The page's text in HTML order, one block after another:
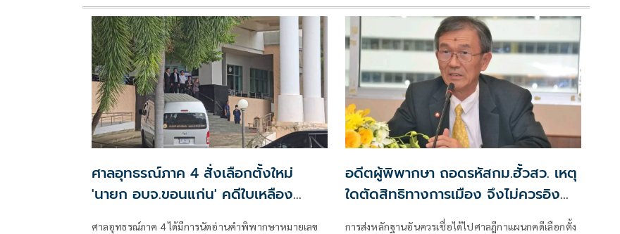
ศาลอุทธรณ์ภาค 4 สั่งเลือกตั้งใหม่
'นายก อบจ.ขอนแก่น' คดีใบเหลือง
ศาลอุทธรณ์ภาค 4 ได้มีการนัดอ่านคำพิพากษาหมายเลข
อดีตผู้พิพากษา ถอดรหัสกม.ฮั้วสว. เหตุ
ใดตัดสิทธิทางการเมือง จึงไม่ควรอิง
มาตรฐานเดียวกับคดีอาญา
การส่งหลักฐานอันควรเชื่อได้ไปศาลฎีกาแผนกคดีเลือกตั้ง